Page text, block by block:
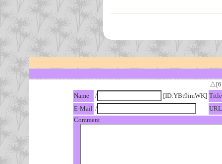
Name
/ [ID:YBt9imWK] Title
E-Mail /
URL
Comment